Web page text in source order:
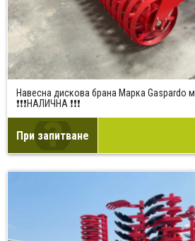
Навесна дискова брана Марка Gaspardo
❗❗❗НАЛИЧНА ❗❗❗
При запитване